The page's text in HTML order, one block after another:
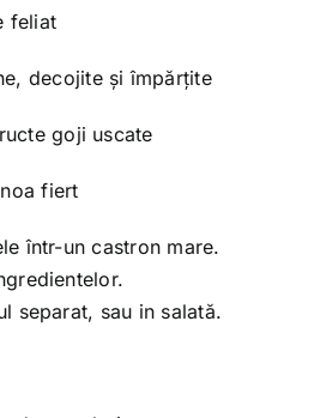
feliat
decojite și împărțite
goji uscate
fiert
într-un castron mare.
separat, sau in salată.